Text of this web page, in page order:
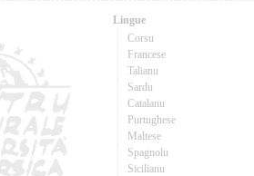
Lingue
Corsu
Francese
Talianu
Sardu
Catalanu
Purtughese
Maltese
Spagnolu
Sicilianu